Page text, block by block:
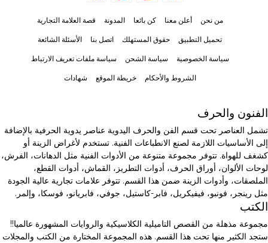
من نحن أعلن معنا كن بائعا المدونة قصة العلامة التجارية
تحميل التطبيق حقوق المستهلك اتصل بنا الأسئلة الشائعة
سياسة الخصوصية سياسة الشحن سياسة ملفات تعريف الارتباط
الشروط والأحكام خريطة الموقع شهادات
الفنون والحرف
تشمل العناصر تحت قسم الفن والحرف اليدوية عناصر يدوية الحرفية بالإضافة
إلى الأساسيات اللازمة لصنع الانطباعات الفنية. تستخدم لأغراض الزينة أو
كشغف للهواة. تتوفر مجموعة متنوعة من الأدوات الفنية مثل الدهانات، الفرش،
لوحات الألوان، أوراق الحرف، أدوات التطريز، القماش، أدوات القطع،
الملصقات، وأدوات الزينة ضمن هذا القسم. تتوفر علامات تجارية عالية الجودة
مثل رينجر، فونبو، فيفيكريل، فابر-كاستيل، جوفي، فابريانو، فوسكا، وإلمر.
الكتب
مجموعة مذهلة من القصص التاميلية الكلاسيكية والروايات المشهورة عالميا!!
ستجد الكثير منها تحت هذا القسم. هذه المجموعة المختارة من الكتب والمجلات